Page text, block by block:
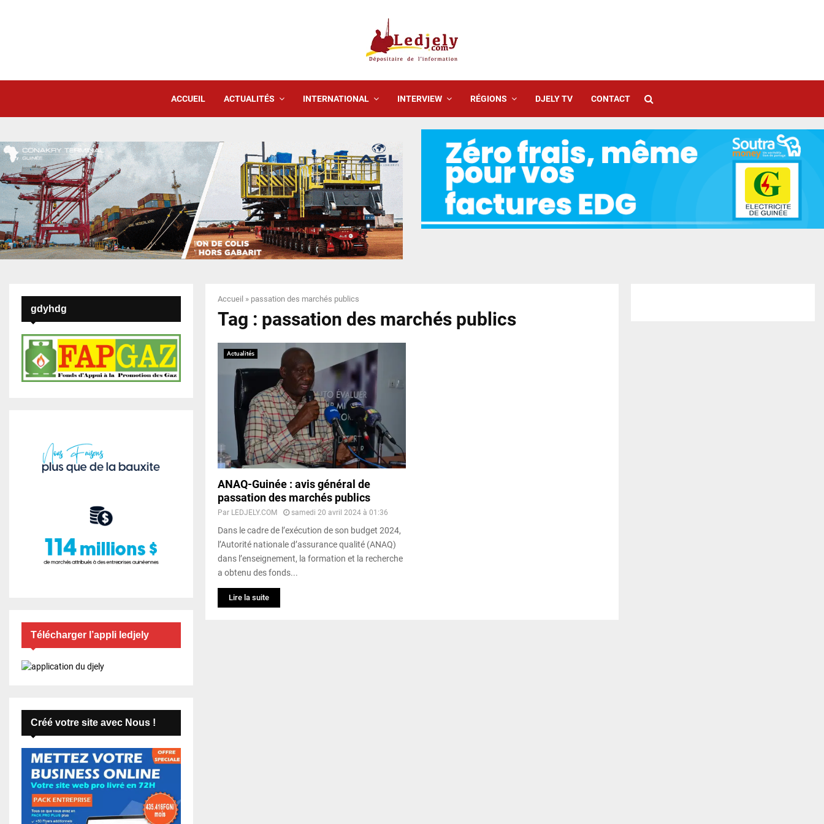
ACCUEIL ACTUALITÉS INTERNATIONAL INTERVIEW RÉGIONS DJELY TV CONTACT
Accueil » passation des marchés publics
Tag : passation des marchés publics
Actualités
ANAQ-Guinée : avis général de
passation des marchés publics
Par LEDJELY.COM samedi 20 avril 2024 à 01:36
Dans le cadre de l’exécution de son budget 2024,
l’Autorité nationale d’assurance qualité (ANAQ)
dans l’enseignement, la formation et la recherche
a obtenu des fonds...
Lire la suite
gdyhdg
Télécharger l’appli ledjely
Créé votre site avec Nous !